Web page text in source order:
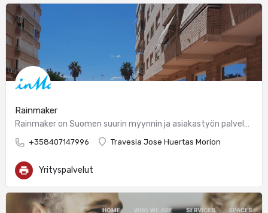
Rainmaker
Rainmaker on Suomen suurin myynnin ja asiakastyön palveluyritys.
+358407147996 Travesia Jose Huertas Morion
Yrityspalvelut